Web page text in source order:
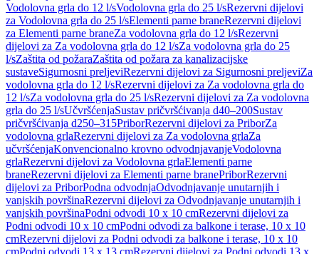
Vodolovna grla do 12 l/sVodolovna grla do 25 l/sRezervni dijelovi
za Vodolovna grla do 25 l/sElementi parne braneRezervni dijelovi
za Elementi parne braneZa vodolovna grla do 12 l/sRezervni
dijelovi za Za vodolovna grla do 12 l/sZa vodolovna grla do 25
l/sZaštita od požaraZaštita od požara za kanalizacijske
sustaveSigurnosni preljeviRezervni dijelovi za Sigurnosni preljeviZa
vodolovna grla do 12 l/sRezervni dijelovi za Za vodolovna grla do
12 l/sZa vodolovna grla do 25 l/sRezervni dijelovi za Za vodolovna
grla do 25 l/sUčvršćenjaSustav pričvršćivanja d40–200Sustav
pričvršćivanja d250–315PriborRezervni dijelovi za PriborZa
vodolovna grlaRezervni dijelovi za Za vodolovna grlaZa
učvršćenjaKonvencionalno krovno odvodnjavanjeVodolovna
grlaRezervni dijelovi za Vodolovna grlaElementi parne
braneRezervni dijelovi za Elementi parne branePriborRezervni
dijelovi za PriborPodna odvodnjaOdvodnjavanje unutarnjih i
vanjskih površinaRezervni dijelovi za Odvodnjavanje unutarnjih i
vanjskih površinaPodni odvodi 10 x 10 cmRezervni dijelovi za
Podni odvodi 10 x 10 cmPodni odvodi za balkone i terase, 10 x 10
cmRezervni dijelovi za Podni odvodi za balkone i terase, 10 x 10
cmPodni odvodi 13 x 13 cmRezervni dijelovi za Podni odvodi 13 x